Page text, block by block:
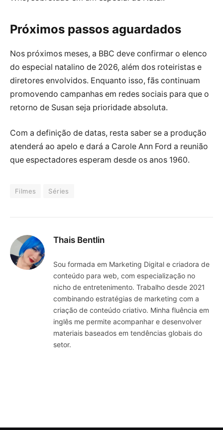
Próximos passos aguardados
Nos próximos meses, a BBC deve confirmar o elenco
do especial natalino de 2026, além dos roteiristas e
diretores envolvidos. Enquanto isso, fãs continuam
promovendo campanhas em redes sociais para que o
retorno de Susan seja prioridade absoluta.
Com a definição de datas, resta saber se a produção
atenderá ao apelo e dará a Carole Ann Ford a reunião
que espectadores esperam desde os anos 1960.
Filmes Séries
Thais Bentlin
Sou formada em Marketing Digital e criadora de
conteúdo para web, com especialização no
nicho de entretenimento. Trabalho desde 2021
combinando estratégias de marketing com a
criação de conteúdo criativo. Minha fluência em
inglês me permite acompanhar e desenvolver
materiais baseados em tendências globais do
setor.